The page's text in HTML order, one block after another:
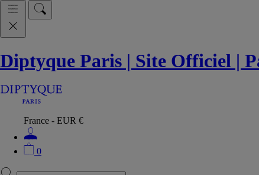
Diptyque Paris | Site Officiel |
France - EUR €
0